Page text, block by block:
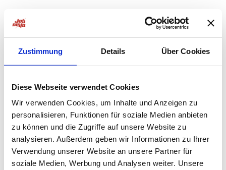
Zustimmung Details Über Cookies
Diese Webseite verwendet Cookies
Wir verwenden Cookies, um Inhalte und Anzeigen zu
personalisieren, Funktionen für soziale Medien anbieten
zu können und die Zugriffe auf unsere Website zu
analysieren. Außerdem geben wir Informationen zu Ihrer
Verwendung unserer Website an unsere Partner für
soziale Medien, Werbung und Analysen weiter. Unsere